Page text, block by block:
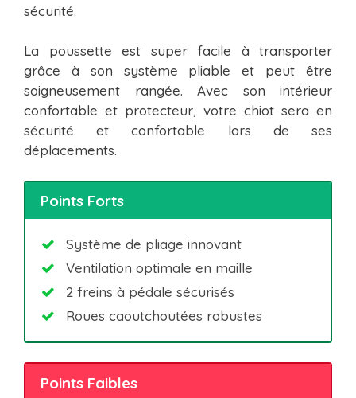
sécurité.
La poussette est super facile à transporter
grâce à son système pliable et peut être
soigneusement rangée. Avec son intérieur
confortable et protecteur, votre chiot sera en
sécurité et confortable lors de ses
déplacements.
Points Forts
Système de pliage innovant
Ventilation optimale en maille
2 freins à pédale sécurisés
Roues caoutchoutées robustes
Points Faibles